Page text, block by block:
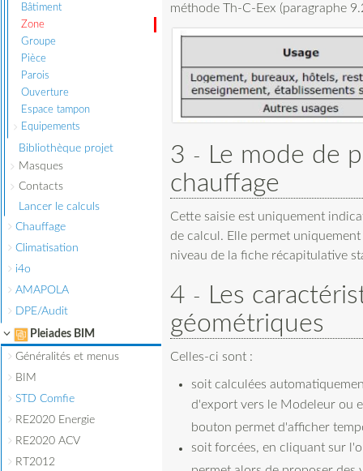
Bâtiment
Zone
Groupe
Pièce
Parois
Ouverture
Espace tampon
Equipements
Bibliothèque projet
Masques
Contacts
Lancer le calculs
Chauffage
Climatisation
i4o
AMAPOLA
DPE/Audit
Pleiades BIM
Généralités et menus
BIM
STD Comfie
RE2020 Energie
RE2020 ACV
RT2012
méthode Th-C-Eex (paragraphe
3
Le mode de
chauffage
Cette saisie est uniquement
de calcul. Elle permet
niveau de la fiche récapitulative
4
Les
géométriques
Celles-ci sont :
soit calculées
d'export vers le Modeleur ou
bouton permet d'afficher
soit forcées, en cliquant sur